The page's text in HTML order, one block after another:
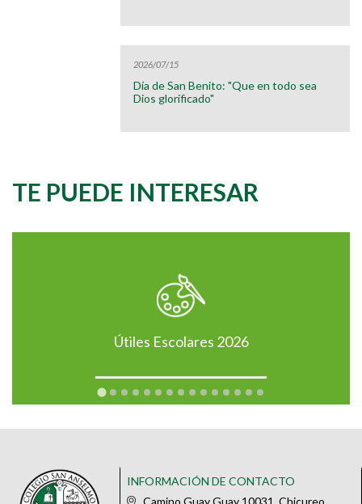
2026/07/15
Día de San Benito: "Que en todo sea
Dios glorificado"
TE PUEDE INTERESAR
Útiles Escolares 2026
INFORMACIÓN DE CONTACTO
Camino Guay Guay 10031, Chicureo,